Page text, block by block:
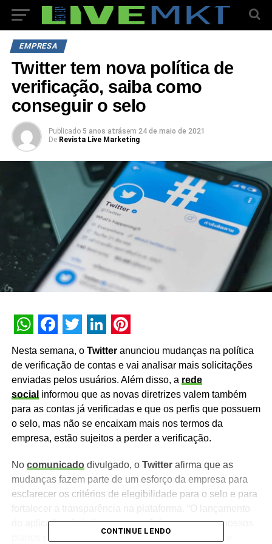
EMPRESA
Twitter tem nova política de
verificação, saiba como
conseguir o selo
Publicado 5 anos atrásem 24 de maio de 2021
De Revista Live Marketing
WhatsApp
Facebook
Twitter
LinkedIn
Pinterest
Nesta semana, o Twitteranunciou mudanças na política
de verificação de contas e vai analisar mais solicitações
enviadas pelos usuários. Além disso, a rede
social informou que as novas diretrizes valem também
para as contas já verificadas e que os perfis que possuem
o selo, mas não se encaixam mais nos termos da
empresa, estão sujeitos a perder a verificação.
No comunicadodivulgado, o Twitterafirma que as
mudanças fazem parte de um esforço da empresa para
esclarecer os critérios de elegibilidade para o selo e para
fortalecer a transparência na plataforma. “O lançamento
do aplicativo de hoje marca o próximo marco em nossos
planos para dar mais transparência, credibilidade e
CONTINUE LENDO